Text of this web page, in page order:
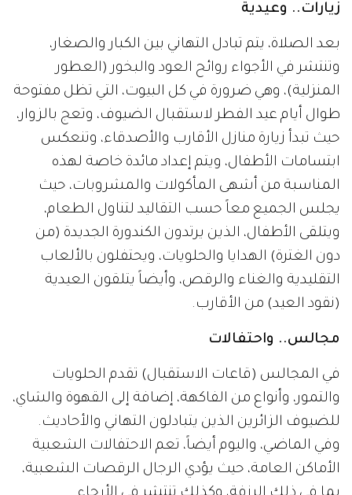
زيارات.. وعيدية
بعد الصلاة، يتم تبادل التهاني بين الكبار والصغار،
وتنتشر في الأجواء روائح العود والبخور (العطور
المنزلية)، وهي ضرورة في كل البيوت، التي تظل مفتوحة
طوال أيام عيد الفطر لاستقبال الضيوف، وتعج بالزوار،
حيث تبدأ زيارة منازل الأقارب والأصدقاء، وتنعكس
ابتسامات الأطفال، ويتم إعداد مائدة خاصة لهذه
المناسبة من أشهى المأكولات والمشروبات، حيث
يجلس الجميع معاً حسب التقاليد لتناول الطعام،
ويتلقى الأطفال، الذين يرتدون الكندورة الجديدة (من
دون الغترة) الهدايا والحلويات، ويحتفلون بالألعاب
التقليدية والغناء والرقص، وأيضاً يتلقون العيدية
(نقود العيد) من الأقارب.
مجالس.. واحتفالات
في المجالس (قاعات الاستقبال) تقدم الحلويات
والتمور، وأنواع من الفاكهة، إضافة إلى القهوة والشاي،
للضيوف الزائرين الذين يتبادلون التهاني والأحاديث.
وفي الماضي، واليوم أيضاً، تعم الاحتفالات الشعبية
الأماكن العامة، حيث يؤدي الرجال الرقصات الشعبية،